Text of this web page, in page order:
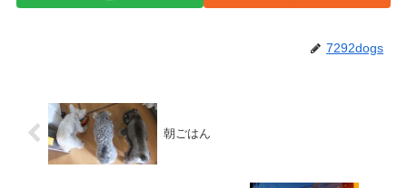
7292dogs
朝ごはん